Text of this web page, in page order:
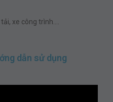
xe công trình….
dẫn sử dụng